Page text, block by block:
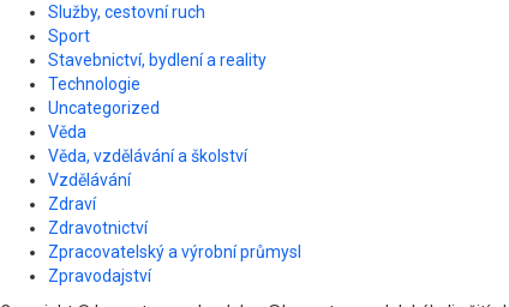
Služby, cestovní ruch
Sport
Stavebnictví, bydlení a reality
Technologie
Uncategorized
Věda
Věda, vzdělávání a školství
Vzdělávání
Zdraví
Zdravotnictví
Zpracovatelský a výrobní průmysl
Zpravodajství